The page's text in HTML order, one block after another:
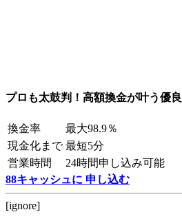
プロも太鼓判！高額換金が叶う優
換金率
最大98.9％
現金化まで 最短5分
営業時間
24時間申し込み可能
88キャッシュに 申し込む
[ignore]